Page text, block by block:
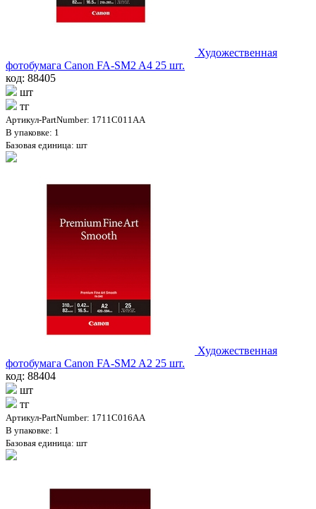
Художественная
фотобумага Canon FA-SM2 A4 25 шт.
код: 88405
шт
тг
Артикул-PartNumber: 1711C011AA
В упаковке: 1
Базовая единица: шт
Художественная
фотобумага Canon FA-SM2 A2 25 шт.
код: 88404
шт
тг
Артикул-PartNumber: 1711C016AA
В упаковке: 1
Базовая единица: шт